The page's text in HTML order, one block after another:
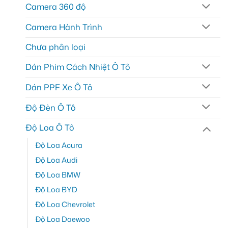
Camera 360 độ
Camera Hành Trình
Chưa phân loại
Dán Phim Cách Nhiệt Ô Tô
Dán PPF Xe Ô Tô
Độ Đèn Ô Tô
Độ Loa Ô Tô
Độ Loa Acura
Độ Loa Audi
Độ Loa BMW
Độ Loa BYD
Độ Loa Chevrolet
Độ Loa Daewoo